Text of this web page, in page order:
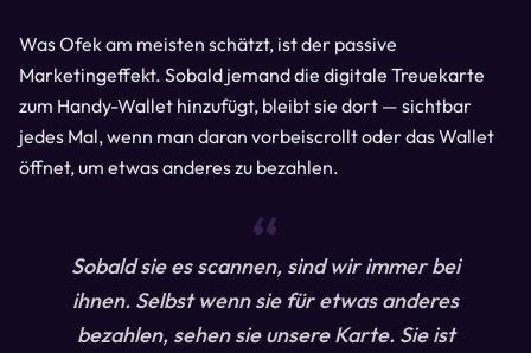
Was Ofek am meisten schätzt, ist der passive
Marketingeffekt. Sobald jemand die digitale Treuekarte
zum Handy-Wallet hinzufügt, bleibt sie dort — sichtbar
jedes Mal, wenn man daran vorbeiscrollt oder das Wallet
öffnet, um etwas anderes zu bezahlen.
“
Sobald sie es scannen, sind wir immer bei
ihnen. Selbst wenn sie für etwas anderes
bezahlen, sehen sie unsere Karte. Sie ist